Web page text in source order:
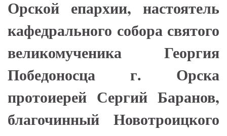
Орской епархии, настоятель
кафедрального собора святого
великомученика Георгия
Победоносца г. Орска
протоиерей Сергий Баранов,
благочинный Новотроицкого